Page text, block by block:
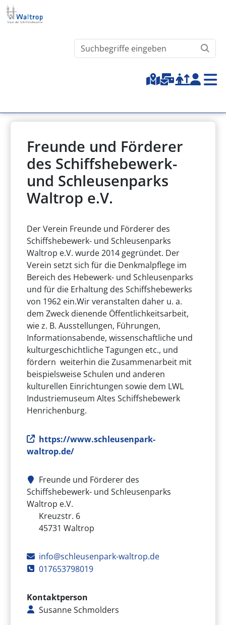
Direkt zum Inhalt
Waltrop.de durchsuchen
Top-Menu
Freunde und Förderer
des Schiffshebewerk-
und Schleusenparks
Waltrop e.V.
Der Verein Freunde und Förderer des
Schiffshebewerk- und Schleusenparks
Waltrop e.V. wurde 2014 gegründet. Der
Verein setzt sich für die Denkmalpflege im
Bereich des Hebewerk- und Schleusenparks
und für die Erhaltung des Schiffshebewerks
von 1962 ein.Wir veranstalten daher u. a.
dem Zweck dienende Öffentlichkeitsarbeit,
wie z. B. Ausstellungen, Führungen,
Informationsabende, wissenschaftliche und
kulturgeschichtliche Tagungen etc., und
fördern weiterhin die Zusammenarbeit mit
beispielsweise Schulen und anderen
kulturellen Einrichtungen sowie dem LWL
Industriemuseum Altes Schiffshebewerk
Henrichenburg.
Internetseite des Vereins
https://www.schleusenpark-
waltrop.de/
Freunde und Förderer des
Schiffshebewerk- und Schleusenparks
Waltrop e.V.
Adresse des Vereins
Kreuzstr. 6
45731 Waltrop
E-Mailinfo@schleusenpark-waltrop.de
Telefon
017653798019
Kontaktperson
Susanne Schmolders